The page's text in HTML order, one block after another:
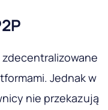
Jednak w
nie przekazują